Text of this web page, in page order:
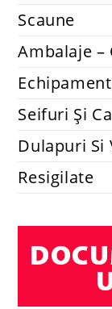
Scaune
Ambalaje –
Seifuri Și
Dulapuri Si
Resigilate